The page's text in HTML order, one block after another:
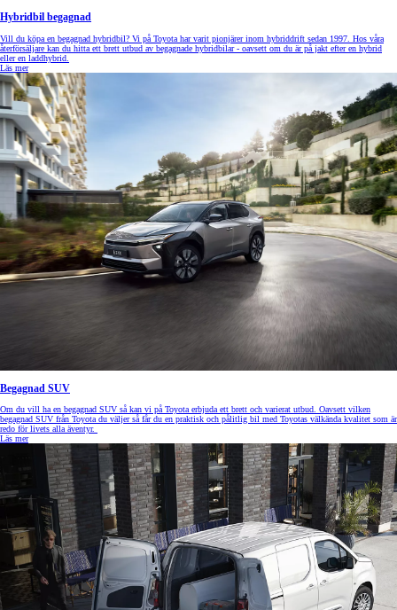
Hybridbil begagnad
Vill du köpa en begagnad hybridbil? Vi på Toyota har varit pionjärer inom hybriddrift sedan 1997. Hos våra
återförsäljare kan du hitta ett brett utbud av begagnade hybridbilar - oavsett om du är på jakt efter en hybrid
eller en laddhybrid.
Läs mer
Begagnad SUV
Om du vill ha en begagnad SUV så kan vi på Toyota erbjuda ett brett och varierat utbud. Oavsett vilken
begagnad SUV från Toyota du väljer så får du en praktisk och pålitlig bil med Toyotas välkända kvalitet som är
redo för livets alla äventyr.
Läs mer